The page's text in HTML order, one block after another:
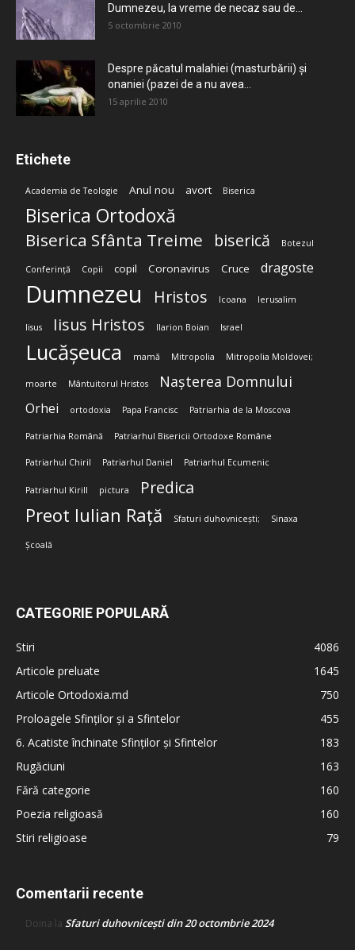
Dumnezeu, la vreme de necaz sau de...
5 octombrie 2010
Despre păcatul malahiei (masturbării) şi
onaniei (pazei de a nu avea...
15 aprilie 2010
Etichete
Academia de Teologie Anul nou avort Biserica
Biserica Ortodoxă
Biserica Sfânta Treime biserică Botezul
Conferință Copii copil Coronavirus Cruce dragoste
Dumnezeu Hristos Icoana Ierusalim
Iisus Iisus Hristos Ilarion Boian Israel
Lucășeuca mamă Mitropolia Mitropolia Moldovei;
moarte Mântuitorul Hristos Nașterea Domnului
Orhei ortodoxia Papa Francisc Patriarhia de la Moscova
Patriarhia Română Patriarhul Bisericii Ortodoxe Române
Patriarhul Chiril Patriarhul Daniel Patriarhul Ecumenic
Patriarhul Kirill pictura Predica
Preot Iulian Rață Sfaturi duhovnicești; Sinaxa
Școală
CATEGORIE POPULARĂ
Stiri
4086
Articole preluate
1645
Articole Ortodoxia.md
750
Proloagele Sfinților și a Sfintelor
455
6. Acatiste închinate Sfinților și Sfintelor
183
Rugăciuni
163
Fără categorie
160
Poezia religioasă
160
Stiri religioase
79
Comentarii recente
Doina la Sfaturi duhovnicești din 20 octombrie 2024